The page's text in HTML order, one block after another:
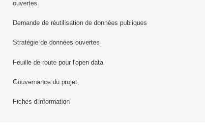
ouvertes
Demande de réutilisation de données publiques
Stratégie de données ouvertes
Feuille de route pour l'open data
Gouvernance du projet
Fiches d'information